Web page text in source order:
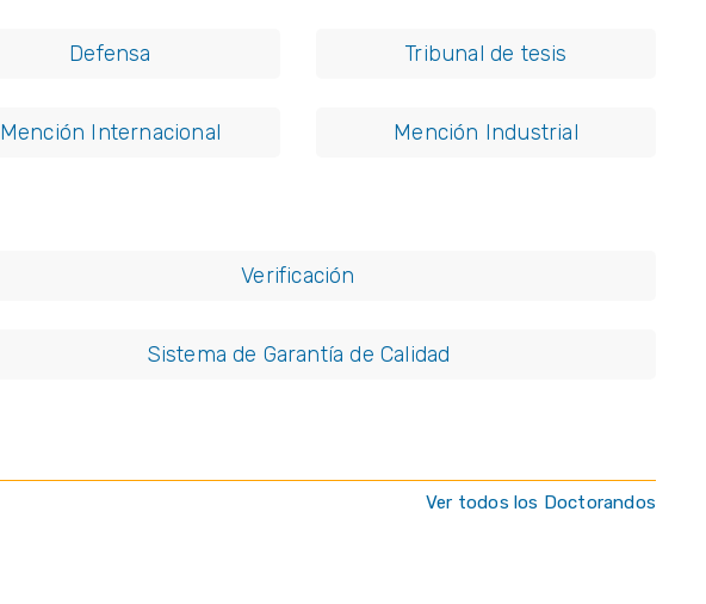
Defensa Tribunal de tesis
Mención Internacional Mención Industrial
Verificación
Sistema de Garantía de Calidad
Ver todos los Doctorandos